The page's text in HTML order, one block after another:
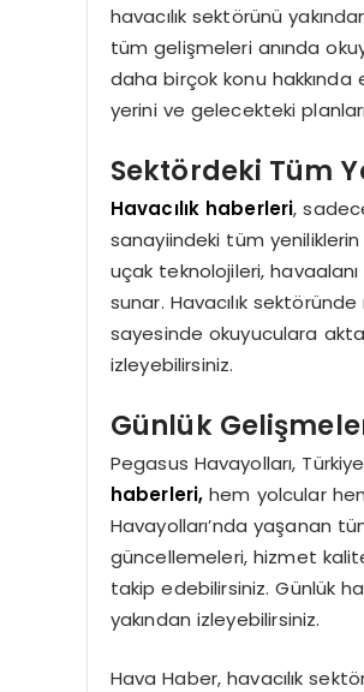
havacılık sektörünü
tüm gelişmeleri anında
daha birçok konu hakkında
yerini ve gelecekteki
Sektördeki Tüm
Havacılık haberleri,
sanayiindeki tüm
uçak teknolojileri,
sunar. Havacılık
sayesinde okuyuculara
izleyebilirsiniz.
Günlük
Pegasus Havayolları,
haberleri, hem yolcular
Havayolları’nda yaşanan
güncellemeleri, hizmet
takip edebilirsiniz. Günlük
yakından izleyebilirsiniz.
Hava Haber, havacılık